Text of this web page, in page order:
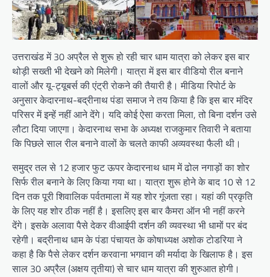
उत्तराखंड में 30 अप्रैल से शुरू हो रही चार धाम यात्रा को लेकर इस बार
थोड़ी सख्ती भी देखने को मिलेगी। यात्रा में इस बार वीडियो रील बनाने
वालों और यू-ट्यूबर्स की एंट्री रोकने की तैयारी है। मीडिया रिपोर्ट के
अनुसार केदारनाथ-बद्रीनाथ पंडा समाज ने तय किया है कि इस बार मंदिर
परिसर में इन्हें नहीं आने देंगे। यदि कोई ऐसा करता मिला, तो बिना दर्शन उसे
लौटा दिया जाएगा। केदारनाथ सभा के अध्यक्ष राजकुमार तिवारी ने बताया
कि पिछले साल रील बनाने वालों के चलते काफी अव्यवस्था फैली थी।
समुद्र तल से 12 हजार फुट ऊपर केदारनाथ धाम में ढोल नगाड़ों का शोर
सिर्फ रील बनाने के लिए किया गया था। यात्रा शुरू होने के बाद 10 से 12
दिन तक पूरी शिवालिक पर्वतमाला में यह शोर गूंजता रहा। यहां की प्रकृति
के लिए यह शोर ठीक नहीं है। इसलिए इस बार कैमरा ऑन भी नहीं करने
देंगे। इसके अलावा पैसे देकर वीआईपी दर्शन की व्यवस्था भी धामों पर बंद
रहेगी। बद्रीनाथ धाम के पंडा पंचायत के कोषाध्यक्ष अशोक टोडरिया ने
कहा है कि पैसे लेकर दर्शन करवाना भगवान की मर्यादा के खिलाफ है। इस
साल 30 अप्रैल (अक्षय तृतीया) से चार धाम यात्रा की शुरुआत होगी।